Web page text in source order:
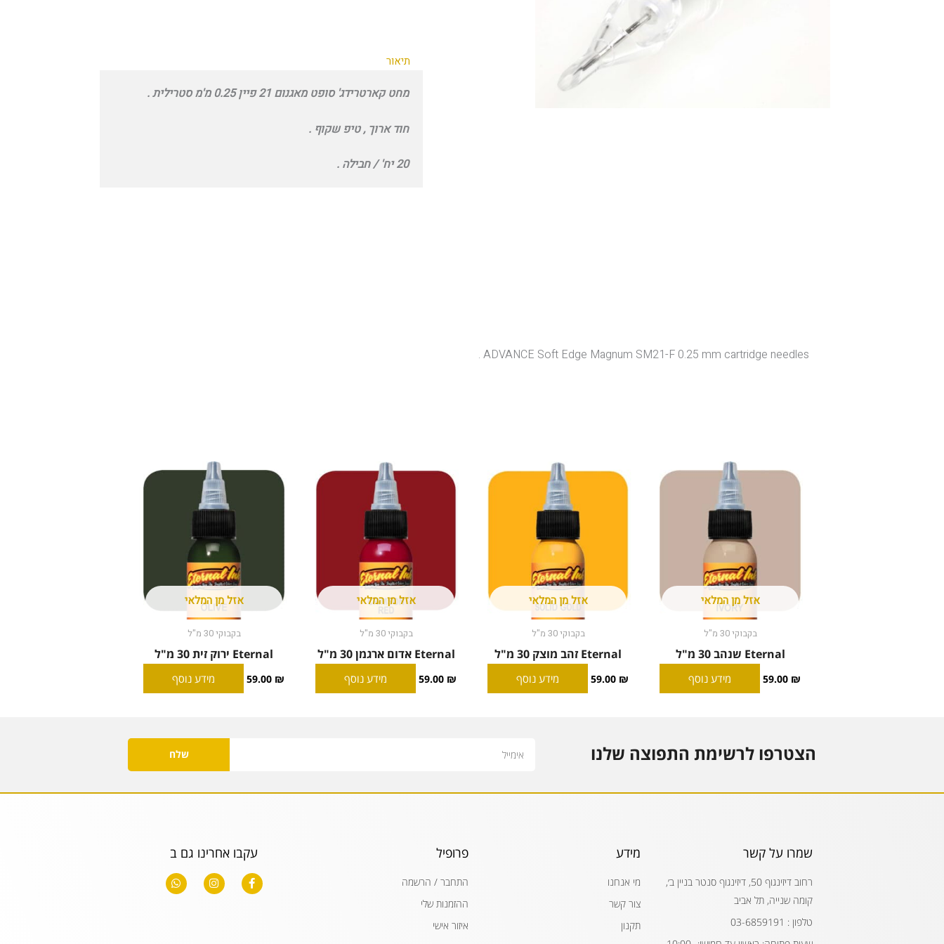
תיאור
מחט קארטרידג' סופט מאגנום 21 פיין 0.25 מ'מ סטרילית .
חוד ארוך , טיפ שקוף .
20 יח' / חבילה .
ADVANCE Soft Edge Magnum SM21-F 0.25 mm cartridge needles .
אזל מן המלאי
בקבוקי 30 מ"ל
Eternal שנהב 30 מ"ל
59.00 ₪ מידע נוסף
אזל מן המלאי
בקבוקי 30 מ"ל
Eternal זהב מוצק 30 מ"ל
59.00 ₪ מידע נוסף
אזל מן המלאי
בקבוקי 30 מ"ל
Eternal אדום ארגמן 30 מ"ל
59.00 ₪ מידע נוסף
אזל מן המלאי
בקבוקי 30 מ"ל
Eternal ירוק זית 30 מ"ל
59.00 ₪ מידע נוסף
הצטרפו לרשימת התפוצה שלנו שלח
שמרו על קשר
רחוב דיזינגוף 50, דיזינגוף סנטר בניין ב׳,
קומה שנייה, תל אביב
טלפון : 03-6859191
מידע
מי אנחנו
צור קשר
תקנון
פרופיל
התחבר / הרשמה
ההזמנות שלי
איזור אישי
עקבו אחרינו גם ב
F
a
c
I
n
s
W
h
a